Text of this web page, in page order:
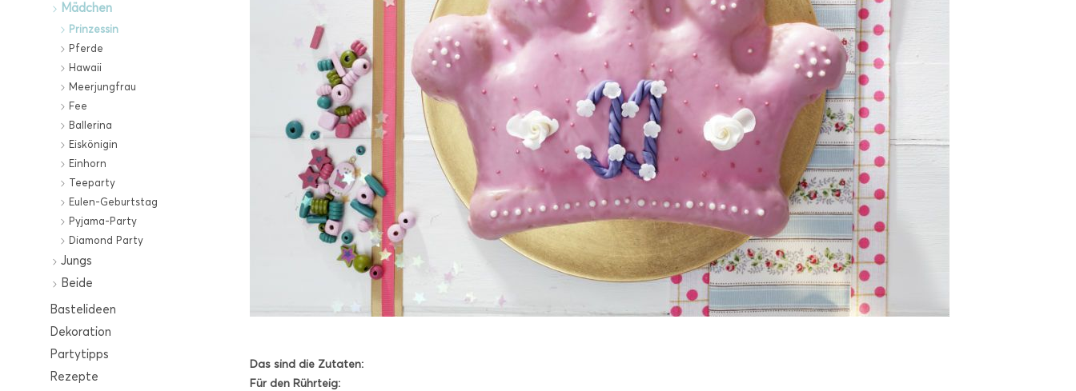
Mädchen
Prinzessin
Pferde
Hawaii
Meerjungfrau
Fee
Ballerina
Eiskönigin
Einhorn
Teeparty
Eulen-Geburtstag
Pyjama-Party
Diamond Party
Jungs
Beide
Bastelideen
Dekoration
Partytipps
Rezepte
Das sind die Zutaten:
Für den Rührteig: